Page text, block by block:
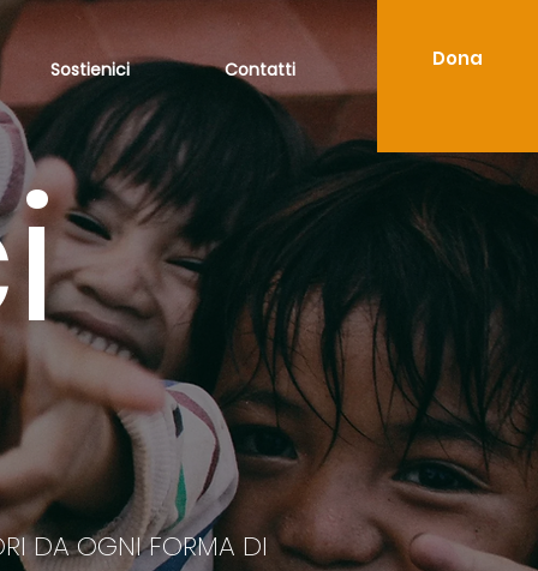
Sostienici Contatti Dona
DA OGNI FORMA DI